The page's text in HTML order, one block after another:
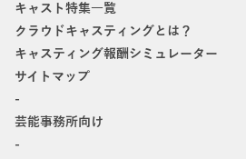
キャスト特集一覧
クラウドキャスティングとは？
キャスティング報酬シミュレーター
サイトマップ
-
芸能事務所向け
-